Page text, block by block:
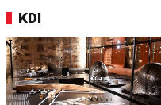
KDI